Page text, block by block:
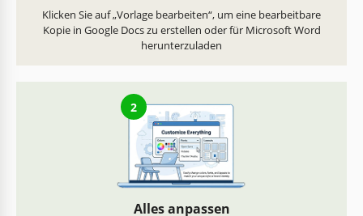
Klicken Sie auf „Vorlage bearbeiten“, um eine bearbeitbare
Kopie in Google Docs zu erstellen oder für Microsoft Word
herunterzuladen
2
Alles anpassen